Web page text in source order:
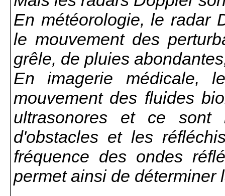
En météorologie, le radar
le mouvement des
grêle, de pluies
En imagerie médicale,
mouvement des fluides
ultrasonores et ce
d'obstacles et les
fréquence des ondes
permet ainsi de déterminer